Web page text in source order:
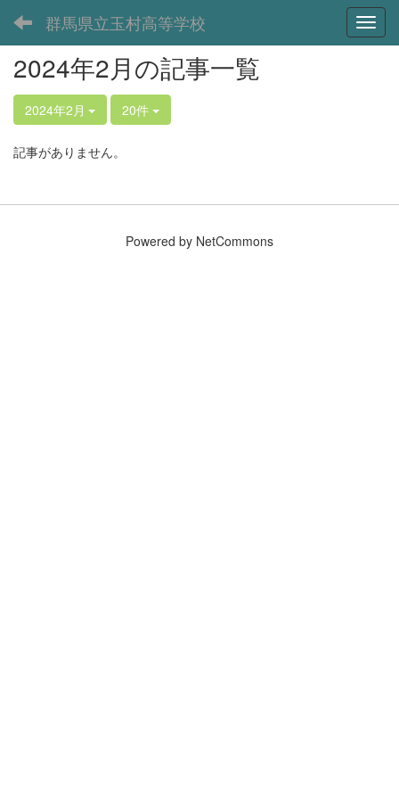
群馬県立玉村高等学校
2024年2月の記事一覧
2024年2月 20件
記事がありません。
Powered by NetCommons